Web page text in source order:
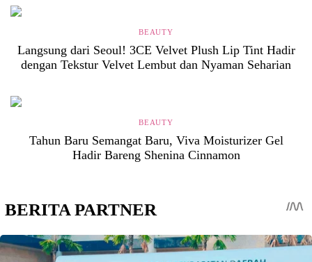
BEAUTY
Langsung dari Seoul! 3CE Velvet Plush Lip Tint Hadir
dengan Tekstur Velvet Lembut dan Nyaman Seharian
BEAUTY
Tahun Baru Semangat Baru, Viva Moisturizer Gel
Hadir Bareng Shenina Cinnamon